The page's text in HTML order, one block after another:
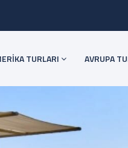
TURLARI AVRUPA